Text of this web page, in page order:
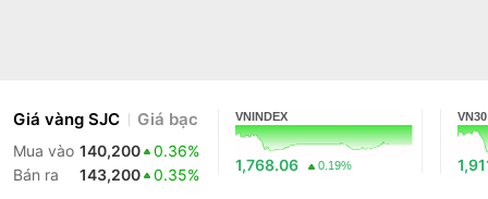
Giá vàng SJC Giá bạc
Mua vào 140,200
0.36%
Bán ra
143,200 0.35%
VNINDEX
1,768.06 0.19%
VN30